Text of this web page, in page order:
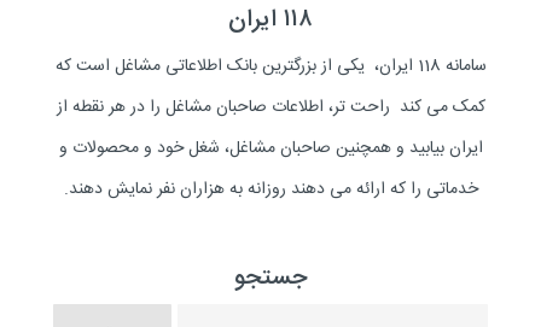
۱۱۸ ایران
سامانه 118 ایران، یکی از بزرگترین بانک اطلاعاتی مشاغل است که
کمک می کند راحت تر، اطلاعات صاحبان مشاغل را در هر نقطه از
ایران بیابید و همچنین صاحبان مشاغل، شغل خود و محصولات و
خدماتی را که ارائه می دهند روزانه به هزاران نفر نمایش دهند.
جستجو